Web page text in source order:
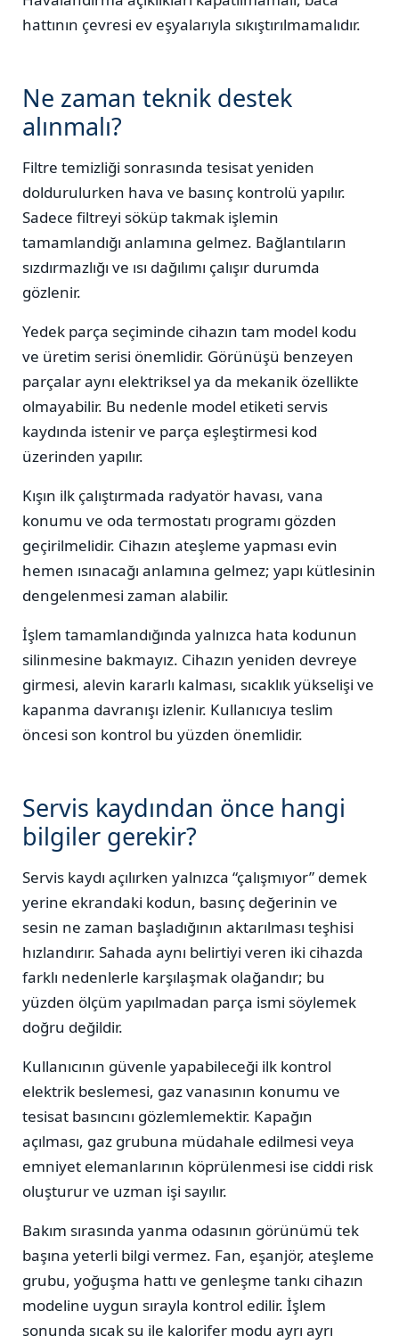
hattının çevresi ev eşyalarıyla sıkıştırılmamalıdır.
Ne zaman teknik destek
alınmalı?
Filtre temizliği sonrasında tesisat yeniden
doldurulurken hava ve basınç kontrolü yapılır.
Sadece filtreyi söküp takmak işlemin
tamamlandığı anlamına gelmez. Bağlantıların
sızdırmazlığı ve ısı dağılımı çalışır durumda
gözlenir.
Yedek parça seçiminde cihazın tam model kodu
ve üretim serisi önemlidir. Görünüşü benzeyen
parçalar aynı elektriksel ya da mekanik özellikte
olmayabilir. Bu nedenle model etiketi servis
kaydında istenir ve parça eşleştirmesi kod
üzerinden yapılır.
Kışın ilk çalıştırmada radyatör havası, vana
konumu ve oda termostatı programı gözden
geçirilmelidir. Cihazın ateşleme yapması evin
hemen ısınacağı anlamına gelmez; yapı kütlesinin
dengelenmesi zaman alabilir.
İşlem tamamlandığında yalnızca hata kodunun
silinmesine bakmayız. Cihazın yeniden devreye
girmesi, alevin kararlı kalması, sıcaklık yükselişi ve
kapanma davranışı izlenir. Kullanıcıya teslim
öncesi son kontrol bu yüzden önemlidir.
Servis kaydından önce hangi
bilgiler gerekir?
Servis kaydı açılırken yalnızca “çalışmıyor” demek
yerine ekrandaki kodun, basınç değerinin ve
sesin ne zaman başladığının aktarılması teşhisi
hızlandırır. Sahada aynı belirtiyi veren iki cihazda
farklı nedenlerle karşılaşmak olağandır; bu
yüzden ölçüm yapılmadan parça ismi söylemek
doğru değildir.
Kullanıcının güvenle yapabileceği ilk kontrol
elektrik beslemesi, gaz vanasının konumu ve
tesisat basıncını gözlemlemektir. Kapağın
açılması, gaz grubuna müdahale edilmesi veya
emniyet elemanlarının köprülenmesi ise ciddi risk
oluşturur ve uzman işi sayılır.
Bakım sırasında yanma odasının görünümü tek
başına yeterli bilgi vermez. Fan, eşanjör, ateşleme
grubu, yoğuşma hattı ve genleşme tankı cihazın
modeline uygun sırayla kontrol edilir. İşlem
sonunda sıcak su ile kalorifer modu ayrı ayrı